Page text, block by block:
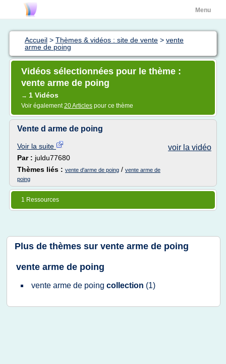
Menu
Accueil > Thèmes & vidéos : site de vente > vente
arme de poing
Vidéos sélectionnées pour le thème :
vente arme de poing
→ 1 Vidéos
Voir également20 Articles pour ce thème
Vente d arme de poing
voir la vidéo
Voir la suite
Par : juldu77680
Thèmes liés : vente d'arme de poing / vente arme de
poing
1 Ressources
Plus de thèmes sur vente arme de poing
vente arme de poing
vente arme de poing collection (1)